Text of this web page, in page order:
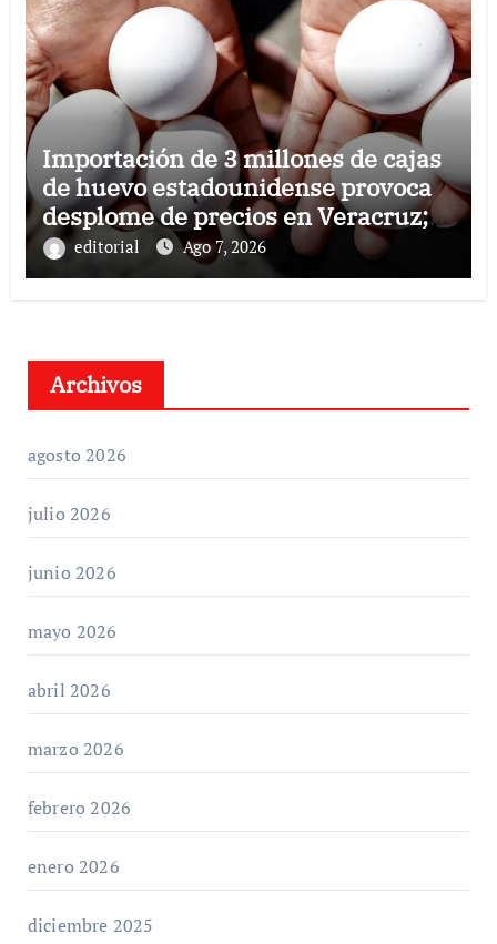
Importación de 3 millones de cajas
de huevo estadounidense provoca
desplome de precios en Veracruz;
llaman a consumir local
editorial Ago 7, 2026
Archivos
agosto 2026
julio 2026
junio 2026
mayo 2026
abril 2026
marzo 2026
febrero 2026
enero 2026
diciembre 2025